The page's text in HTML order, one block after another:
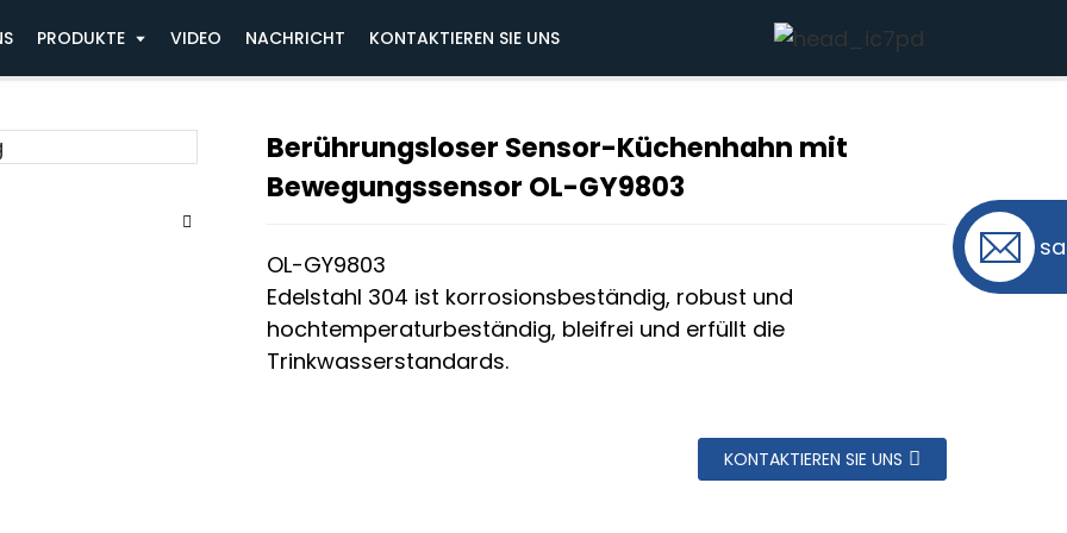
PRODUKTE VIDEO NACHRICHT KONTAKTIEREN SIE UNS
Berührungsloser Sensor-Küchenhahn mit Bewegungssensor OL-GY9803
Loading...
Loading...
Berührungsloser Sensor-Küchenhahn mit
Bewegungssensor OL-GY9803
OL-GY9803
Edelstahl 304 ist korrosionsbeständig, robust und
hochtemperaturbeständig, bleifrei und erfüllt die
Trinkwasserstandards.
KONTAKTIEREN SIE UNS